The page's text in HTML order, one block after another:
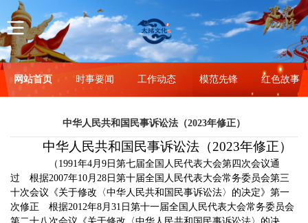
网站首页 时事要闻 工作动态 模范先锋 红色故事
中华人民共和国民事诉讼法（2023年修正）
中华人民共和国民事诉讼法（2023年修正）
（1991年4月9日第七届全国人民代表大会第四次会议通
过 根据2007年10月28日第十届全国人民代表大会常务委员会第三
十次会议《关于修改〈中华人民共和国民事诉讼法〉的决定》第一
次修正 根据2012年8月31日第十一届全国人民代表大会常务委员会